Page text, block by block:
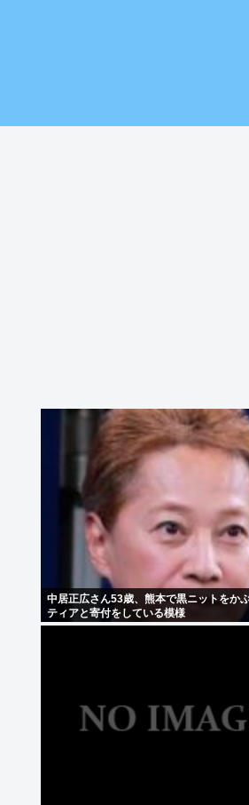
中居正広さん53歳、熊本で黒ニットをか
ティアと寄付をしている模様